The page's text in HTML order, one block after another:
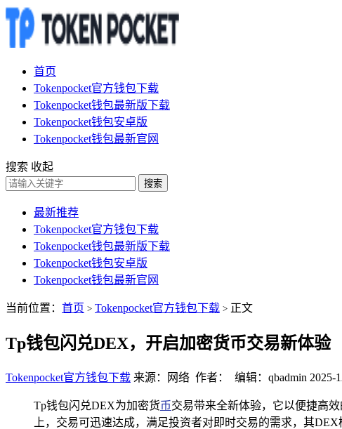
首页
Tokenpocket官方钱包下载
Tokenpocket钱包最新版下载
Tokenpocket钱包安卓版
Tokenpocket钱包最新官网
搜索 收起
搜索
最新推荐
Tokenpocket官方钱包下载
Tokenpocket钱包最新版下载
Tokenpocket钱包安卓版
Tokenpocket钱包最新官网
当前位置： 首页 > Tokenpocket官方钱包下载 > 正文
Tp钱包闪兑DEX，开启加密货币交易新体验
Tokenpocket官方钱包下载 来源：网络 作者： 编辑：qbadmin 2025-
Tp钱包闪兑DEX为加密货币交易带来全新体验，它以便捷高
上，交易可迅速达成，满足投资者对即时交易的需求，其